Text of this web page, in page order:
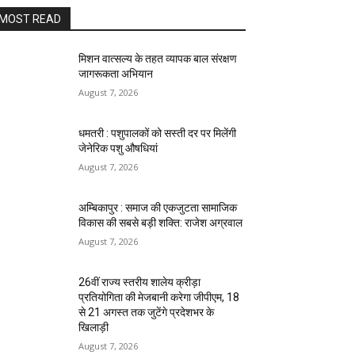
READ
मिशन वात्सल्य के तहत व्यापक बाल संरक्षण
जागरूकता अभियान
August 7, 2026
धमतरी : पशुपालकों को सस्ती दर पर मिलेंगी
जेनेरिक पशु औषधियां
August 7, 2026
अम्बिकापुर : समाज की एकजुटता सामाजिक
विकास की सबसे बड़ी शक्ति: राजेश अग्रवाल
August 7, 2026
26वीं राज्य स्तरीय शालेय क्रीड़ा
प्रतियोगिता की मेजबानी करेगा जीपीएम, 18
से 21 अगस्त तक जुटेंगे प्रदेशभर के
खिलाड़ी
August 7, 2026